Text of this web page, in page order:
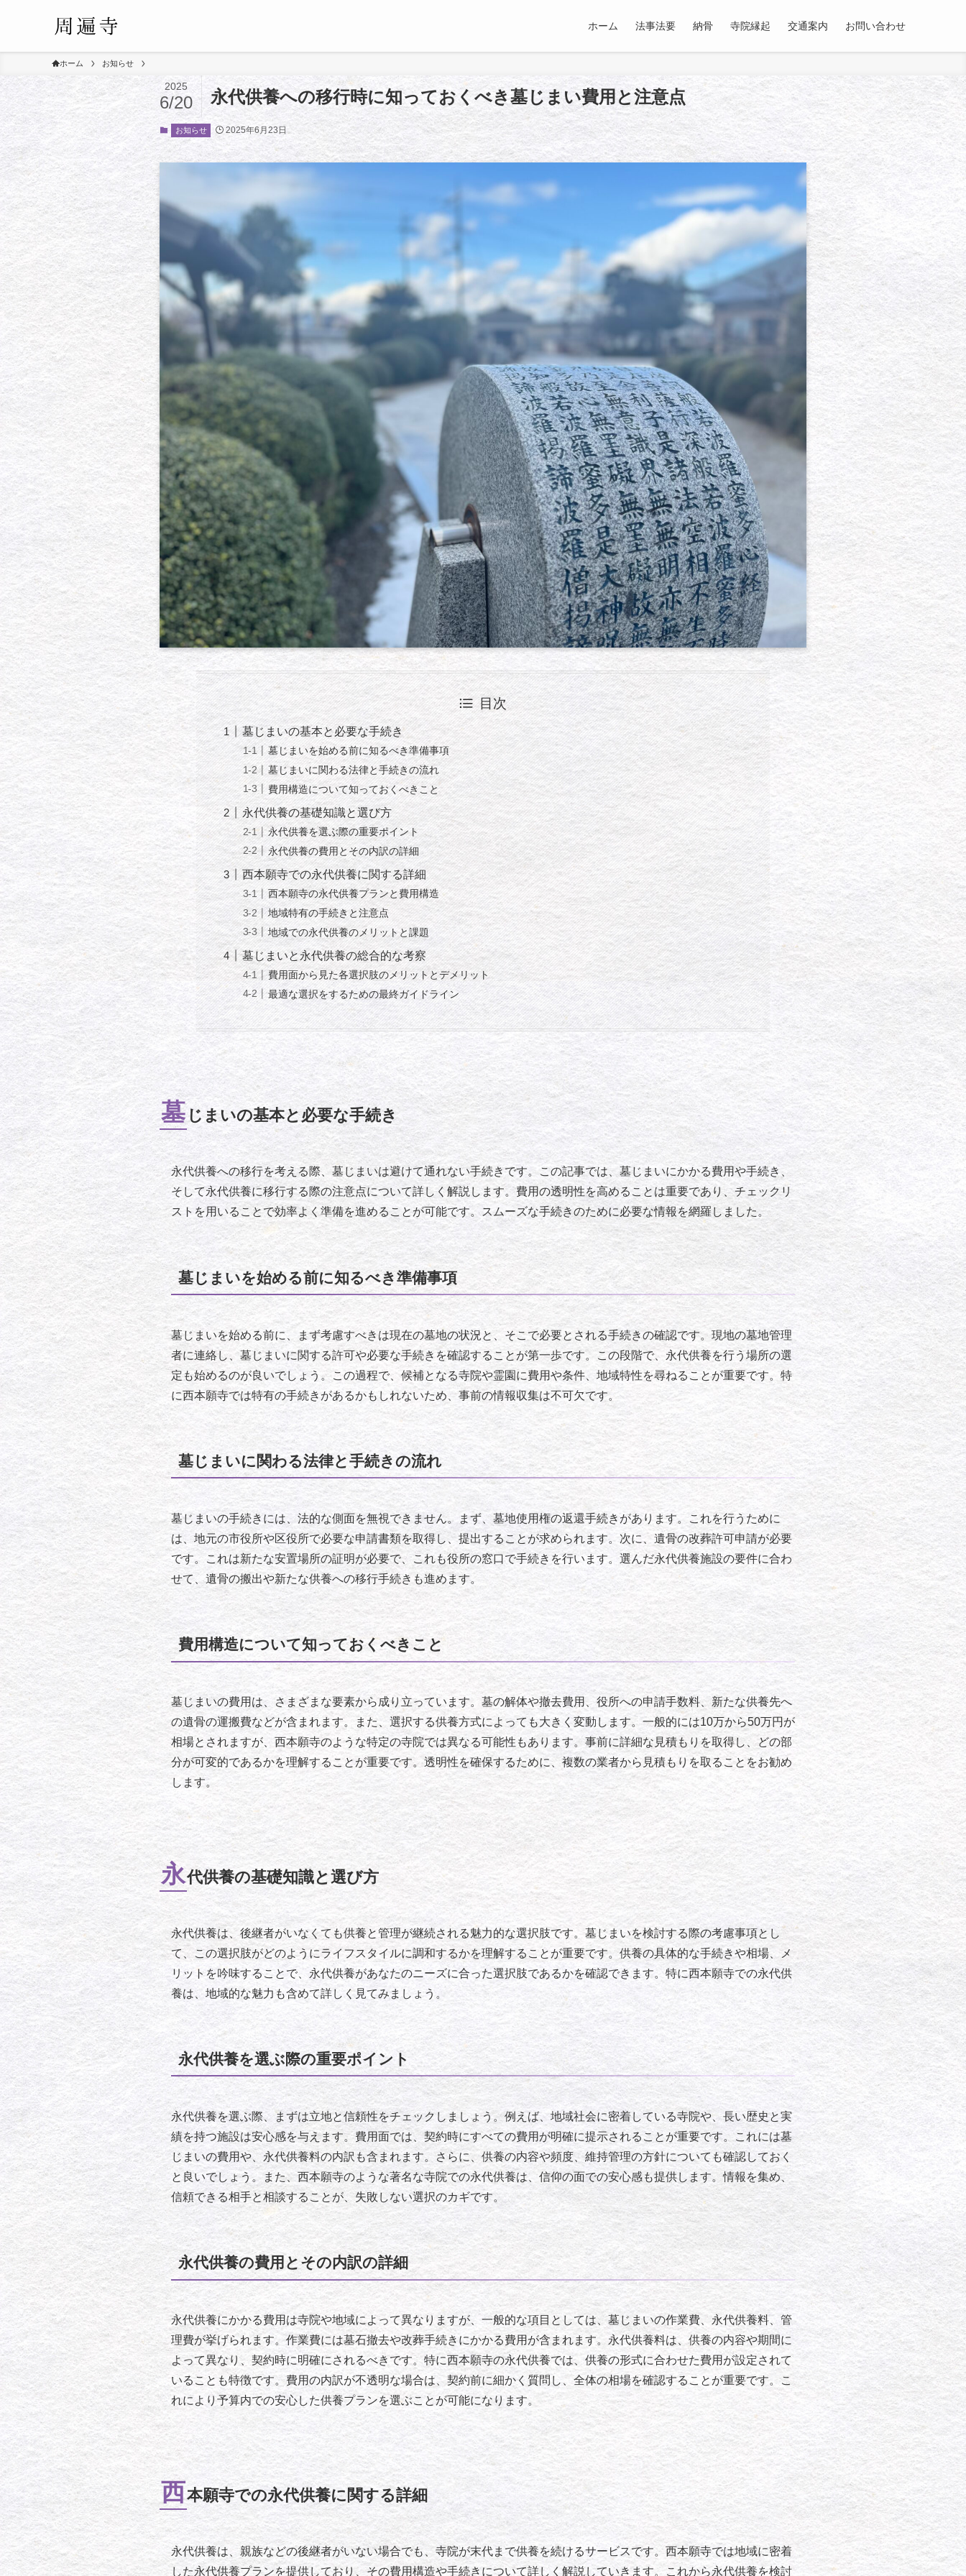
ホーム 法事法要 納骨 寺院縁起 交通案内 お問い合わせ
ホーム お知らせ
永代供養への移行時に知っておくべき墓じまい費用と注意点
2025
6/20
お知らせ 2025年6月23日
目次
墓じまいの基本と必要な手続き
墓じまいを始める前に知るべき準備事項
墓じまいに関わる法律と手続きの流れ
費用構造について知っておくべきこと
永代供養の基礎知識と選び方
永代供養を選ぶ際の重要ポイント
永代供養の費用とその内訳の詳細
西本願寺での永代供養に関する詳細
西本願寺の永代供養プランと費用構造
地域特有の手続きと注意点
地域での永代供養のメリットと課題
墓じまいと永代供養の総合的な考察
費用面から見た各選択肢のメリットとデメリット
最適な選択をするための最終ガイドライン
墓 じまいの基本と必要な手続き
永代供養への移行を考える際、墓じまいは避けて通れない手続きです。この記事では、墓じまいにかかる費用や手続き、
そして永代供養に移行する際の注意点について詳しく解説します。費用の透明性を高めることは重要であり、チェックリ
ストを用いることで効率よく準備を進めることが可能です。スムーズな手続きのために必要な情報を網羅しました。
墓じまいを始める前に知るべき準備事項
墓じまいを始める前に、まず考慮すべきは現在の墓地の状況と、そこで必要とされる手続きの確認です。現地の墓地管理
者に連絡し、墓じまいに関する許可や必要な手続きを確認することが第一歩です。この段階で、永代供養を行う場所の選
定も始めるのが良いでしょう。この過程で、候補となる寺院や霊園に費用や条件、地域特性を尋ねることが重要です。特
に西本願寺では特有の手続きがあるかもしれないため、事前の情報収集は不可欠です。
墓じまいに関わる法律と手続きの流れ
墓じまいの手続きには、法的な側面を無視できません。まず、墓地使用権の返還手続きがあります。これを行うために
は、地元の市役所や区役所で必要な申請書類を取得し、提出することが求められます。次に、遺骨の改葬許可申請が必要
です。これは新たな安置場所の証明が必要で、これも役所の窓口で手続きを行います。選んだ永代供養施設の要件に合わ
せて、遺骨の搬出や新たな供養への移行手続きも進めます。
費用構造について知っておくべきこと
墓じまいの費用は、さまざまな要素から成り立っています。墓の解体や撤去費用、役所への申請手数料、新たな供養先へ
の遺骨の運搬費などが含まれます。また、選択する供養方式によっても大きく変動します。一般的には10万から50万円が
相場とされますが、西本願寺のような特定の寺院では異なる可能性もあります。事前に詳細な見積もりを取得し、どの部
分が可変的であるかを理解することが重要です。透明性を確保するために、複数の業者から見積もりを取ることをお勧め
します。
永代供養の基礎知識と選び方
永代供養は、後継者がいなくても供養と管理が継続される魅力的な選択肢です。墓じまいを検討する際の考慮事項とし
て、この選択肢がどのようにライフスタイルに調和するかを理解することが重要です。供養の具体的な手続きや相場、メ
リットを吟味することで、永代供養があなたのニーズに合った選択肢であるかを確認できます。特に西本願寺での永代供
養は、地域的な魅力も含めて詳しく見てみましょう。
永代供養を選ぶ際の重要ポイント
永代供養を選ぶ際、まずは立地と信頼性をチェックしましょう。例えば、地域社会に密着している寺院や、長い歴史と実
績を持つ施設は安心感を与えます。費用面では、契約時にすべての費用が明確に提示されることが重要です。これには墓
じまいの費用や、永代供養料の内訳も含まれます。さらに、供養の内容や頻度、維持管理の方針についても確認しておく
と良いでしょう。また、西本願寺のような著名な寺院での永代供養は、信仰の面での安心感も提供します。情報を集め、
信頼できる相手と相談することが、失敗しない選択のカギです。
永代供養の費用とその内訳の詳細
永代供養にかかる費用は寺院や地域によって異なりますが、一般的な項目としては、墓じまいの作業費、永代供養料、管
理費が挙げられます。作業費には墓石撤去や改葬手続きにかかる費用が含まれます。永代供養料は、供養の内容や期間に
よって異なり、契約時に明確にされるべきです。特に西本願寺の永代供養では、供養の形式に合わせた費用が設定されて
いることも特徴です。費用の内訳が不透明な場合は、契約前に細かく質問し、全体の相場を確認することが重要です。こ
れにより予算内での安心した供養プランを選ぶことが可能になります。
西本願寺での永代供養に関する詳細
永代供養は、親族などの後継者がいない場合でも、寺院が末代まで供養を続けるサービスです。西本願寺では地域に密着
した永代供養プランを提供しており、その費用構造や手続きについて詳しく解説していきます。これから永代供養を検討